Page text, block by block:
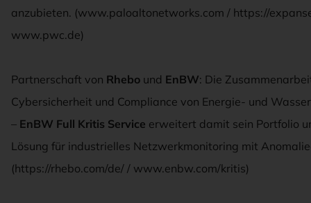
anzubieten. (www.paloaltonetworks.com / https://
www.pwc.de)
Partnerschaft von Rhebo und EnBW: Die
Cybersicherheit und Compliance von Energie- und
– EnBW Full Kritis Service erweitert damit sein Portfolio
Lösung für industrielles Netzwerkmonitoring mit
(https://rhebo.com/de/ / www.enbw.com/kritis)